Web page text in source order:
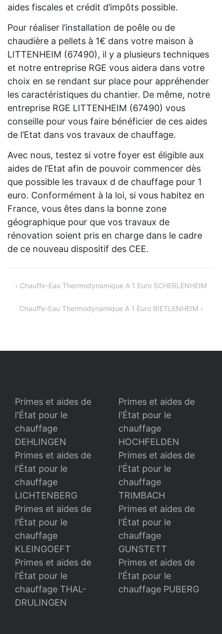
aides fiscales et crédit d’impôts possible.
Pour réaliser l’installation de poêle ou de
chaudière a pellets à 1€ dans votre maison à
LITTENHEIM (67490), il y a plusieurs techniques
et notre entreprise RGE vous aidera dans votre
choix en se rendant sur place pour appréhender
les caractéristiques du chantier. De même, notre
entreprise RGE LITTENHEIM (67490) vous
conseille pour vous faire bénéficier de ces aides
de l’Etat dans vos travaux de chauffage.
Avec nous, testez si votre foyer est éligible aux
aides de l’Etat afin de pouvoir commencer dès
que possible les travaux d de chauffage pour 1
euro. Conformément à la loi, si vous habitez en
France, vous êtes dans la bonne zone
géographique pour que vos travaux de
rénovation soient pris en charge dans le cadre
de ce nouveau dispositif des CEE.
Navigation
Chauffe-Eau Thermodynamique A 1 Euro SCHERLENHEIM
Chauffe-Eau Thermodynamique A 1 Euro BIETLENHEIM
Primes et aides de
l'État pour le
chauffage
DEHLINGEN
Primes et aides de
l'État pour le
chauffage
HOCHFELDEN
Primes et aides de
l'État pour le
chauffage
LICHTENBERG
Primes et aides de
l'État pour le
chauffage
TRIMBACH
Primes et aides de
l'État pour le
chauffage
KLEINGOEFT
Primes et aides de
l'État pour le
chauffage
GUNSTETT
Primes et aides de
l'État pour le
chauffage THAL-
DRULINGEN
Primes et aides de
l'État pour le
chauffage PUBERG